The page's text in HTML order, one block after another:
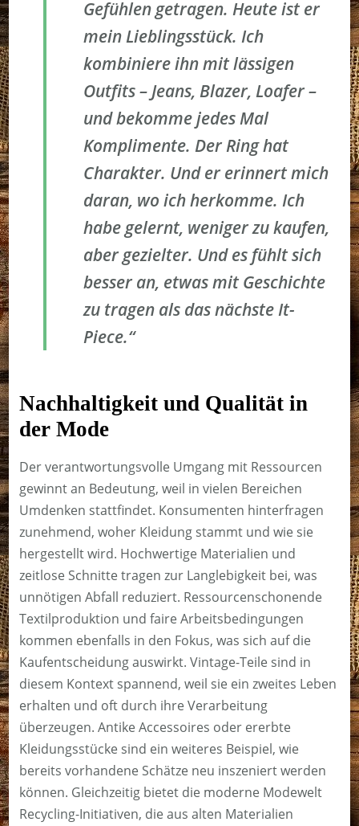
Gefühlen getragen. Heute ist er
mein Lieblingsstück. Ich
kombiniere ihn mit lässigen
Outfits – Jeans, Blazer, Loafer –
und bekomme jedes Mal
Komplimente. Der Ring hat
Charakter. Und er erinnert mich
daran, wo ich herkomme. Ich
habe gelernt, weniger zu kaufen,
aber gezielter. Und es fühlt sich
besser an, etwas mit Geschichte
zu tragen als das nächste It-
Piece.“
Nachhaltigkeit und Qualität in
der Mode
Der verantwortungsvolle Umgang mit Ressourcen
gewinnt an Bedeutung, weil in vielen Bereichen
Umdenken stattfindet. Konsumenten hinterfragen
zunehmend, woher Kleidung stammt und wie sie
hergestellt wird. Hochwertige Materialien und
zeitlose Schnitte tragen zur Langlebigkeit bei, was
unnötigen Abfall reduziert. Ressourcenschonende
Textilproduktion und faire Arbeitsbedingungen
kommen ebenfalls in den Fokus, was sich auf die
Kaufentscheidung auswirkt. Vintage-Teile sind in
diesem Kontext spannend, weil sie ein zweites Leben
erhalten und oft durch ihre Verarbeitung
überzeugen. Antike Accessoires oder ererbte
Kleidungsstücke sind ein weiteres Beispiel, wie
bereits vorhandene Schätze neu inszeniert werden
können. Gleichzeitig bietet die moderne Modewelt
Recycling-Initiativen, die aus alten Materialien